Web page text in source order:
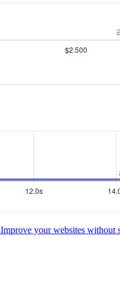
Improve your websites without